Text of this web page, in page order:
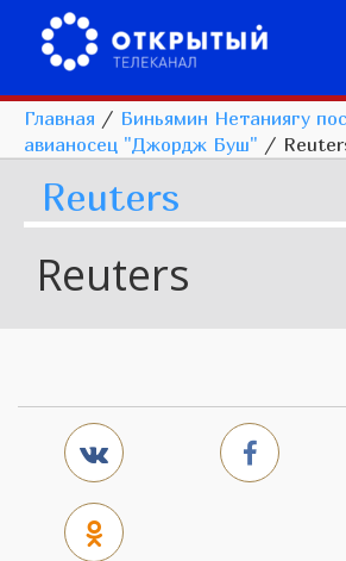
Главная / Биньямин Нетаниягу
авианосец "Джордж Буш" /
Reuters
Reuters